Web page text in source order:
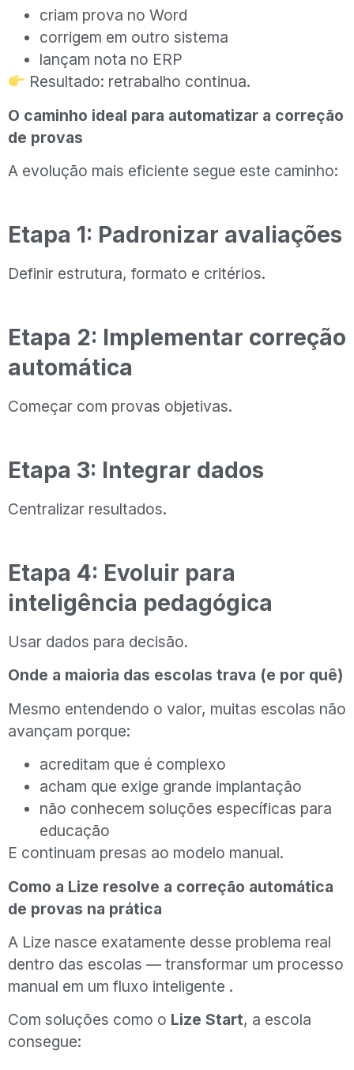
criam prova no Word
corrigem em outro sistema
lançam nota no ERP
Resultado: retrabalho continua.
O caminho ideal para automatizar a correção
de provas
A evolução mais eficiente segue este caminho:
Etapa 1: Padronizar avaliações
Definir estrutura, formato e critérios.
Etapa 2: Implementar correção
automática
Começar com provas objetivas.
Etapa 3: Integrar dados
Centralizar resultados.
Etapa 4: Evoluir para
inteligência pedagógica
Usar dados para decisão.
Onde a maioria das escolas trava (e por quê)
Mesmo entendendo o valor, muitas escolas não
avançam porque:
acreditam que é complexo
acham que exige grande implantação
não conhecem soluções específicas para
educação
E continuam presas ao modelo manual.
Como a Lize resolve a correção automática
de provas na prática
A Lize nasce exatamente desse problema real
dentro das escolas — transformar um processo
manual em um fluxo inteligente .
Com soluções como o Lize Start, a escola
consegue: